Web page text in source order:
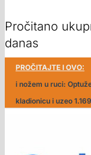
Pročitano
danas
PROČITAJTE I OVO:
i nožem u ruci:
kladionicu i uzeo